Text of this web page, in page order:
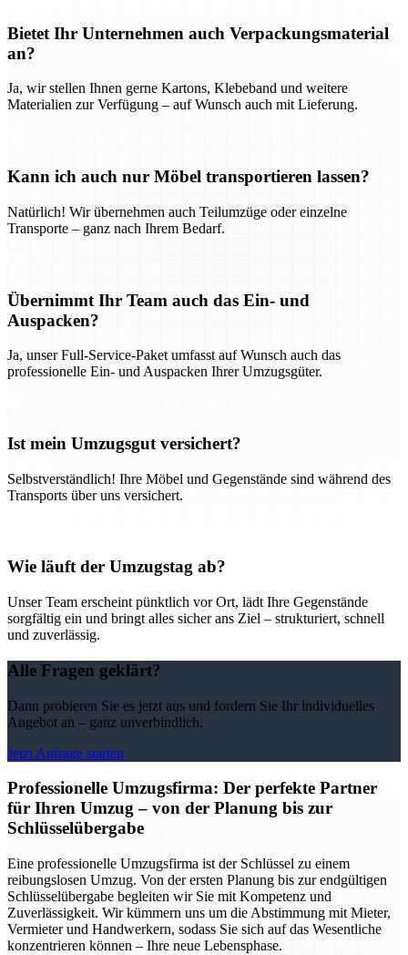
Bietet Ihr Unternehmen auch Verpackungsmaterial
an?
Ja, wir stellen Ihnen gerne Kartons, Klebeband und weitere
Materialien zur Verfügung – auf Wunsch auch mit Lieferung.
Kann ich auch nur Möbel transportieren lassen?
Natürlich! Wir übernehmen auch Teilumzüge oder einzelne
Transporte – ganz nach Ihrem Bedarf.
Übernimmt Ihr Team auch das Ein- und
Auspacken?
Ja, unser Full-Service-Paket umfasst auf Wunsch auch das
professionelle Ein- und Auspacken Ihrer Umzugsgüter.
Ist mein Umzugsgut versichert?
Selbstverständlich! Ihre Möbel und Gegenstände sind während des
Transports über uns versichert.
Wie läuft der Umzugstag ab?
Unser Team erscheint pünktlich vor Ort, lädt Ihre Gegenstände
sorgfältig ein und bringt alles sicher ans Ziel – strukturiert, schnell
und zuverlässig.
Alle Fragen geklärt?
Dann probieren Sie es jetzt aus und fordern Sie Ihr individuelles
Angebot an – ganz unverbindlich.
Jetzt Anfrage starten
Professionelle Umzugsfirma: Der perfekte Partner
für Ihren Umzug – von der Planung bis zur
Schlüsselübergabe
Eine professionelle Umzugsfirma ist der Schlüssel zu einem
reibungslosen Umzug. Von der ersten Planung bis zur endgültigen
Schlüsselübergabe begleiten wir Sie mit Kompetenz und
Zuverlässigkeit. Wir kümmern uns um die Abstimmung mit Mieter,
Vermieter und Handwerkern, sodass Sie sich auf das Wesentliche
konzentrieren können – Ihre neue Lebensphase.